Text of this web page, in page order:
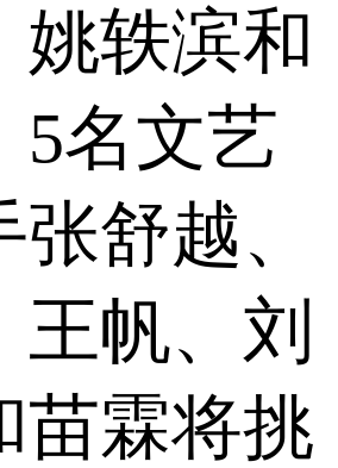
姚轶滨和
5名文艺
舒越、
王帆、刘
苗霖将挑